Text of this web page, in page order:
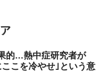
的…熱中症研究者が
こを冷やせ｣という意